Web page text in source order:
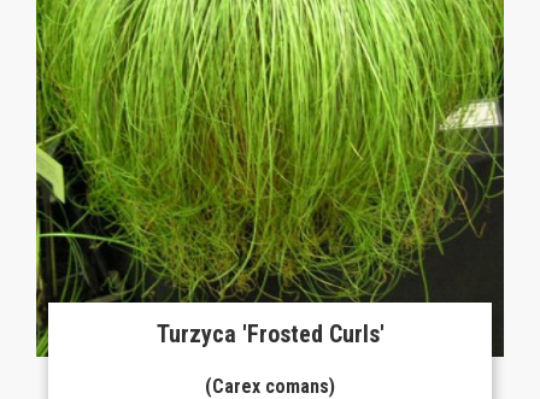
Turzyca 'Frosted Curls'
(Carex comans)